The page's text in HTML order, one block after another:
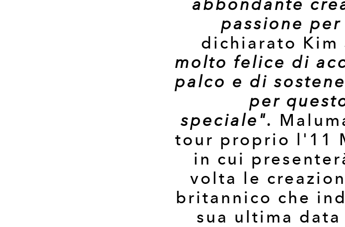
abbondante
passione
dichiarato Kim
molto felice di
palco e di
per
speciale".
tour proprio l'11
in cui
volta le
britannico che
sua ultima